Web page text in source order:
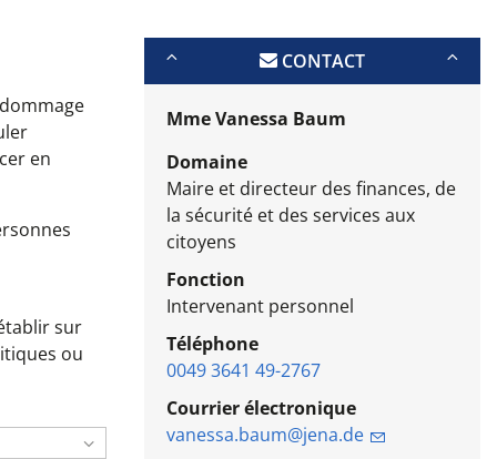
en
sur
ou
CONTACT
Mme Vanessa Baum
Domaine
Maire et directeur des finances, de
la sécurité et des services aux
citoyens
Fonction
Intervenant personnel
Téléphone
0049 3641 49-2767
Courrier électronique
vanessa.baum@jena.de